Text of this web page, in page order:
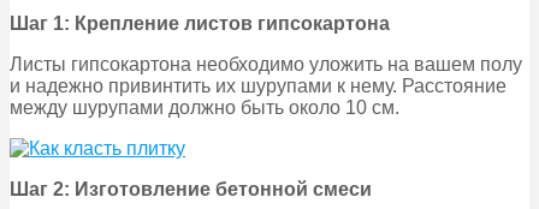
Шаг 1: Крепление листов гипсокартона
Листы гипсокартона необходимо уложить на вашем полу
и надежно привинтить их шурупами к нему. Расстояние
между шурупами должно быть около 10 см.
Шаг 2: Изготовление бетонной смеси